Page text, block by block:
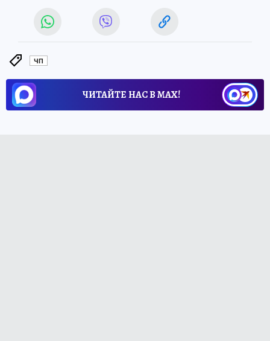
ЧП
ЧИТАЙТЕ НАС В МАХ!